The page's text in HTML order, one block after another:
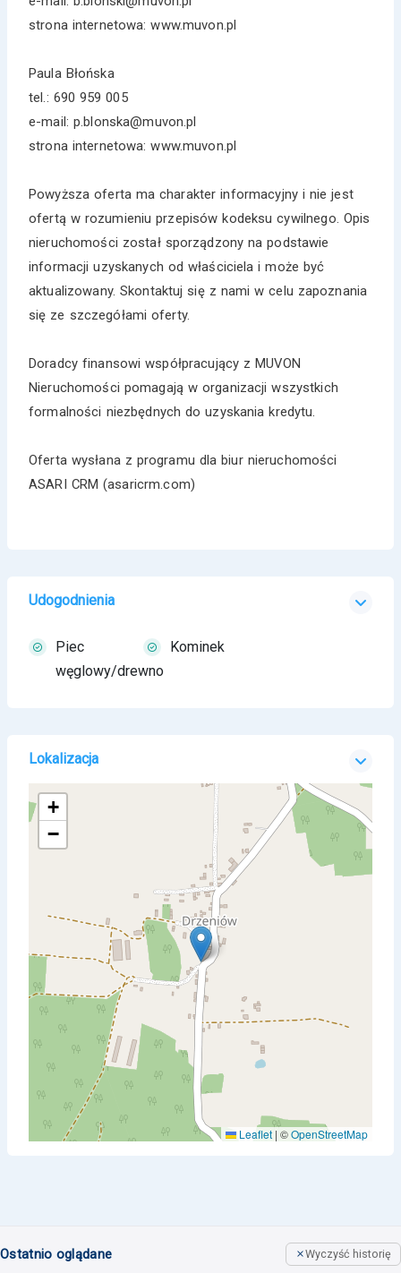
strona internetowa: www.muvon.pl
Paula Błońska
tel.: 690 959 005
e-mail: p.blonska@muvon.pl
strona internetowa: www.muvon.pl
Powyższa oferta ma charakter informacyjny i nie jest
ofertą w rozumieniu przepisów kodeksu cywilnego. Opis
nieruchomości został sporządzony na podstawie
informacji uzyskanych od właściciela i może być
aktualizowany. Skontaktuj się z nami w celu zapoznania
się ze szczegółami oferty.
Doradcy finansowi współpracujący z MUVON
Nieruchomości pomagają w organizacji wszystkich
formalności niezbędnych do uzyskania kredytu.
Oferta wysłana z programu dla biur nieruchomości
ASARI CRM (asaricrm.com)
Udogodnienia
Piec
węglowy/drewno
Kominek
Lokalizacja
+
−
Leaflet | ©OpenStreetMap
Ostatnio oglądane Wyczyść historię